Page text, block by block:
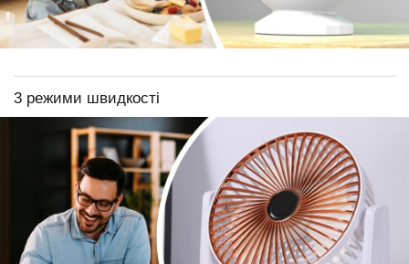
3 режими швидкості